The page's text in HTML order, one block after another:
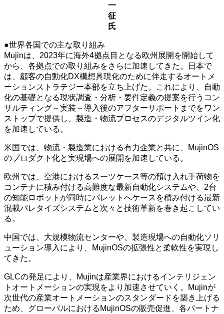
一
征
氏
●世界各国での主な取り組み
Mujinは、2023年に海外4拠点目となる欧州展開を開始して
から、各拠点での取り組みをさらに加速してきた。日本で
は、顧客の自動化DX構想具現化のために伴走するオートメ
ーションストラテジー本部を立ち上げた。これにより、自動
化の基礎となる現状調査・分析・要件定義の提案を行うコン
サルティング～実装～導入後のアフターサポートまでをワン
ストップで提供し、製造・物流プロセスのデジタルツイン化
を加速している。
米国では、物流・製造業における有力企業と共に、MujinOS
のプロダクト化と実現場への展開を加速している。
欧州では、空港におけるスーツケース等の預け入れ手荷物を
コンテナに積み付ける高難度な最新自動化システムや、2台
の知能ロボットが同時にパレットへケースを積み付ける最新
混載パレタイズシステムと次々と技術革新を巻き起こしてい
る。
中国では、大規模物流センターや、製造現場への自動化ソリ
ューション導入により、MujinOSの拡張性と柔軟性を実現し
てきた。
GLCの発足により、Mujinは産業界におけるインテリジェン
トオートメーションの実現をより加速させていく。Mujinが
次世代の産業オートメーションのスタンダードを築き上げる
ため、グローバルにおけるMujinOSの販売促進、各パートナ